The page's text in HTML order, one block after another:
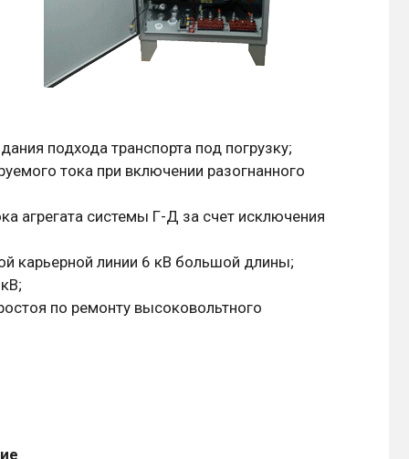
подхода транспорта под погрузку;
тока при включении разогнанного
агрегата системы Г-Д за счет исключения
карьерной линии 6 кВ большой длины;
по ремонту высоковольтного